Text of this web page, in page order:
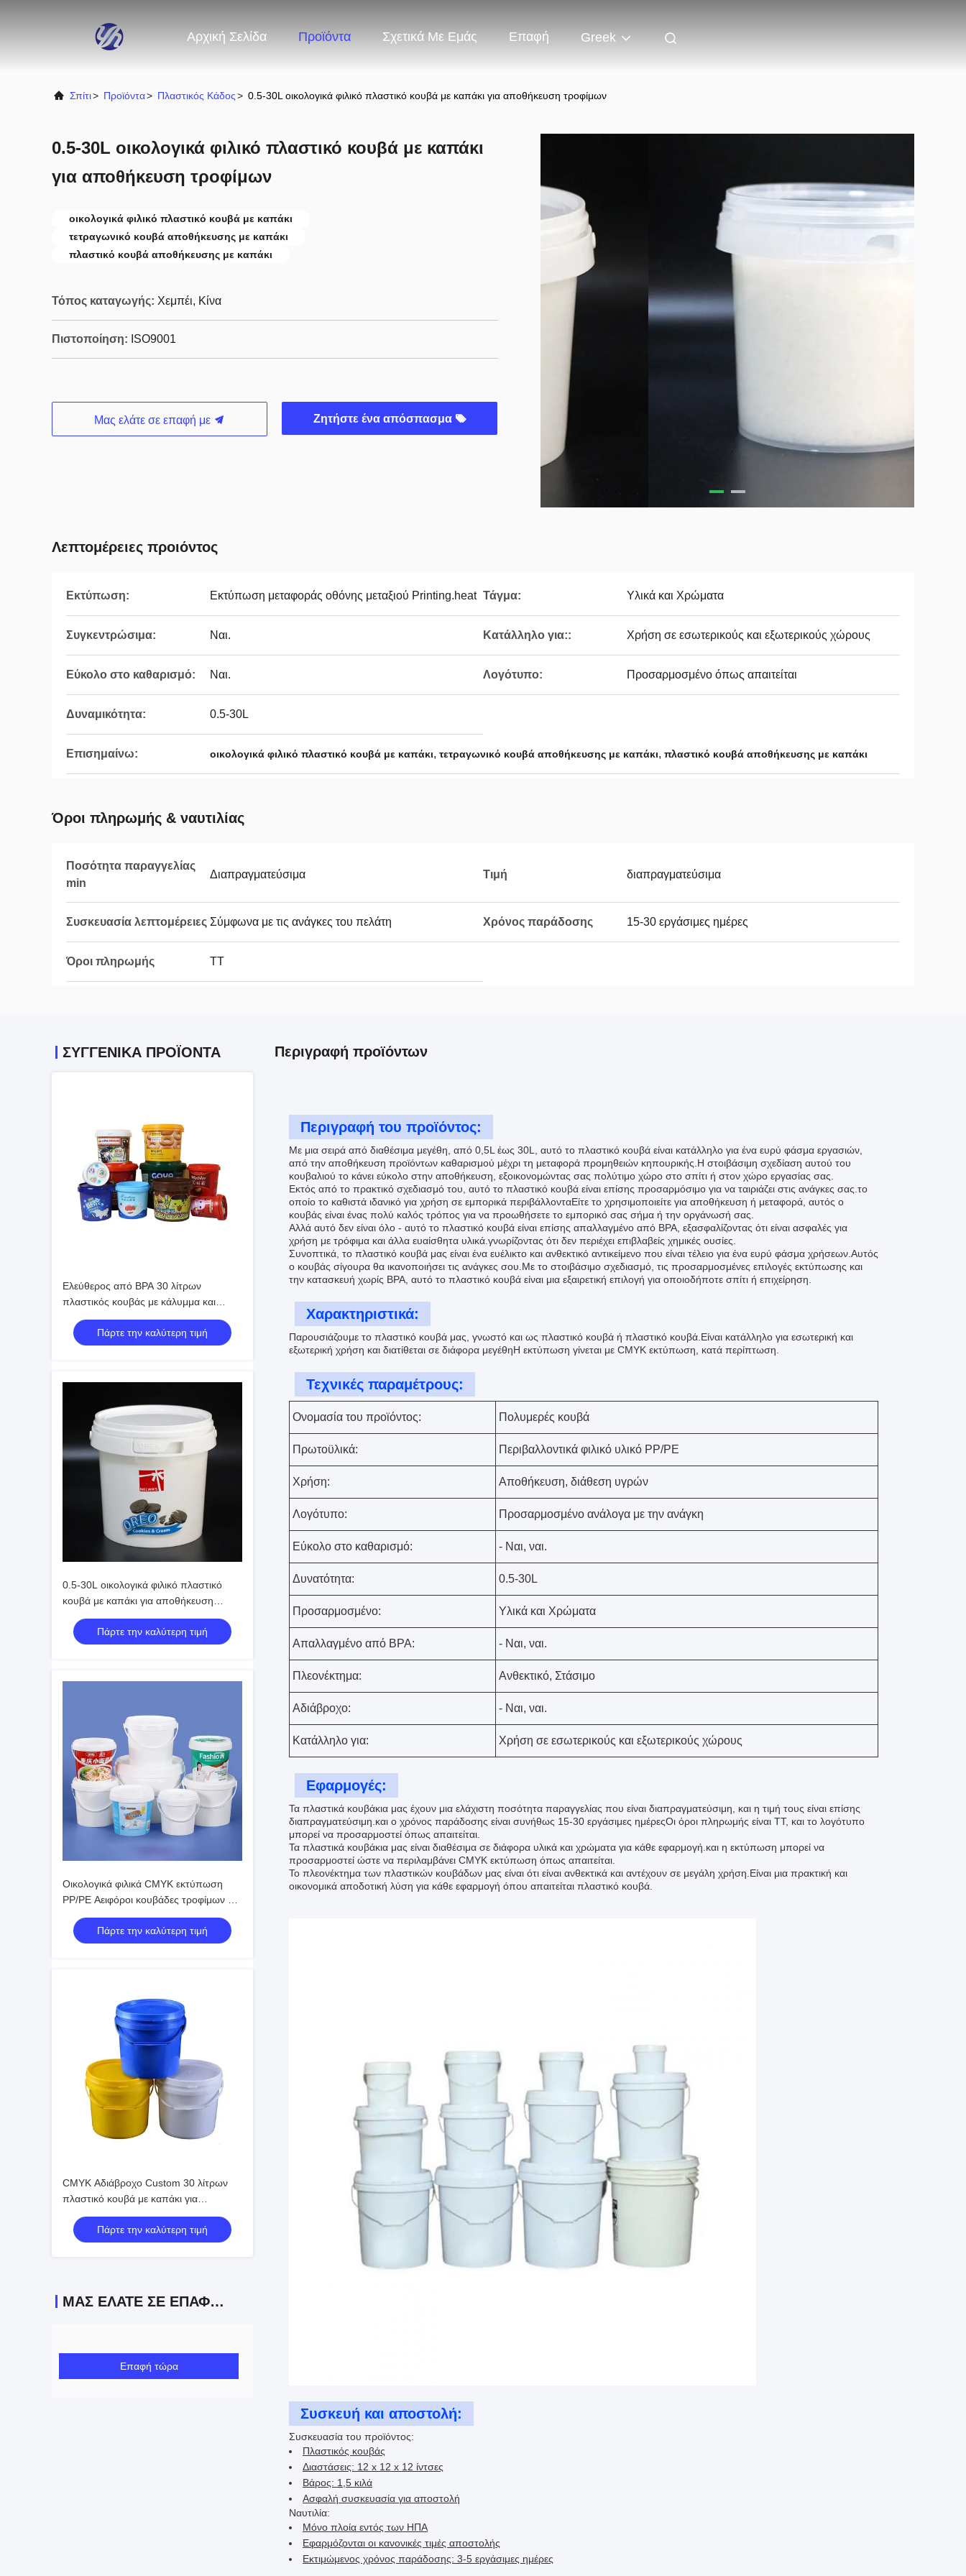
Αρχική Σελίδα Προϊόντα Σχετικά Με Εμάς Επαφή Greek
Σπίτι> Προϊόντα> Πλαστικός Κάδος> 0.5-30L οικολογικά φιλικό πλαστικό κουβά με καπάκι για αποθήκευση τροφίμων
0.5-30L οικολογικά φιλικό πλαστικό κουβά με καπάκι
για αποθήκευση τροφίμων
οικολογικά φιλικό πλαστικό κουβά με καπάκι
τετραγωνικό κουβά αποθήκευσης με καπάκι
πλαστικό κουβά αποθήκευσης με καπάκι
Τόπος καταγωγής: Χεμπέι, Κίνα
Πιστοποίηση: ISO9001
Μας ελάτε σε επαφή με Ζητήστε ένα απόσπασμα
Λεπτομέρειες προιόντος
Εκτύπωση: Εκτύπωση μεταφοράς οθόνης μεταξιού Printing.heat Τάγμα: Υλικά και Χρώματα
Συγκεντρώσιμα: Ναι. Κατάλληλο για:: Χρήση σε εσωτερικούς και εξωτερικούς χώρους
Εύκολο στο καθαρισμό: Ναι. Λογότυπο: Προσαρμοσμένο όπως απαιτείται
Δυναμικότητα: 0.5-30L
Επισημαίνω: οικολογικά φιλικό πλαστικό κουβά με καπάκι, τετραγωνικό κουβά αποθήκευσης με καπάκι, πλαστικό κουβά αποθήκευσης με καπάκι
Όροι πληρωμής & ναυτιλίας
Ποσότητα παραγγελίας
min
Διαπραγματεύσιμα Τιμή διαπραγματεύσιμα
Συσκευασία λεπτομέρειες Σύμφωνα με τις ανάγκες του πελάτη Χρόνος παράδοσης 15-30 εργάσιμες ημέρες
Όροι πληρωμής ΤΤ
ΣΥΓΓΕΝΙΚΆ ΠΡΟΪΌΝΤΑ
Ελεύθερος από BPA 30 λίτρων
πλαστικός κουβάς με κάλυμμα και
εκτύπωση
Πάρτε την καλύτερη τιμή
0.5-30L οικολογικά φιλικό πλαστικό
κουβά με καπάκι για αποθήκευση
τροφίμων
Πάρτε την καλύτερη τιμή
Οικολογικά φιλικά CMYK εκτύπωση
PP/PE Αειφόροι κουβάδες τροφίμων με
κάλυμμα κουβάδες για ανθεκτική
υδατοστεγή αποθήκευση
Πάρτε την καλύτερη τιμή
CMYK Αδιάβροχο Custom 30 λίτρων
πλαστικό κουβά με καπάκι για
εσωτερική και εξωτερική χρήση
Πάρτε την καλύτερη τιμή
ΜΑΣ ΕΛΆΤΕ ΣΕ ΕΠΑΦΉ ΜΕ
Επαφή τώρα
Περιγραφή προϊόντων
Περιγραφή του προϊόντος:
Με μια σειρά από διαθέσιμα μεγέθη, από 0,5L έως 30L, αυτό το πλαστικό κουβά είναι κατάλληλο για ένα ευρύ φάσμα εργασιών,
από την αποθήκευση προϊόντων καθαρισμού μέχρι τη μεταφορά προμηθειών κηπουρικής.Η στοιβάσιμη σχεδίαση αυτού του
κουβαλιού το κάνει εύκολο στην αποθήκευση, εξοικονομώντας σας πολύτιμο χώρο στο σπίτι ή στον χώρο εργασίας σας.
Εκτός από το πρακτικό σχεδιασμό του, αυτό το πλαστικό κουβά είναι επίσης προσαρμόσιμο για να ταιριάζει στις ανάγκες σας.το
οποίο το καθιστά ιδανικό για χρήση σε εμπορικά περιβάλλονταΕίτε το χρησιμοποιείτε για αποθήκευση ή μεταφορά, αυτός ο
κουβάς είναι ένας πολύ καλός τρόπος για να προωθήσετε το εμπορικό σας σήμα ή την οργάνωσή σας.
Αλλά αυτό δεν είναι όλο - αυτό το πλαστικό κουβά είναι επίσης απαλλαγμένο από BPA, εξασφαλίζοντας ότι είναι ασφαλές για
χρήση με τρόφιμα και άλλα ευαίσθητα υλικά.γνωρίζοντας ότι δεν περιέχει επιβλαβείς χημικές ουσίες.
Συνοπτικά, το πλαστικό κουβά μας είναι ένα ευέλικτο και ανθεκτικό αντικείμενο που είναι τέλειο για ένα ευρύ φάσμα χρήσεων.Αυτός
ο κουβάς σίγουρα θα ικανοποιήσει τις ανάγκες σου.Με το στοιβάσιμο σχεδιασμό, τις προσαρμοσμένες επιλογές εκτύπωσης και
την κατασκευή χωρίς BPA, αυτό το πλαστικό κουβά είναι μια εξαιρετική επιλογή για οποιοδήποτε σπίτι ή επιχείρηση.
Χαρακτηριστικά:
Παρουσιάζουμε το πλαστικό κουβά μας, γνωστό και ως πλαστικό κουβά ή πλαστικό κουβά.Είναι κατάλληλο για εσωτερική και
εξωτερική χρήση και διατίθεται σε διάφορα μεγέθηΗ εκτύπωση γίνεται με CMYK εκτύπωση, κατά περίπτωση.
Τεχνικές παραμέτρους:
Ονομασία του προϊόντος: Πολυμερές κουβά
Πρωτοϋλικά: Περιβαλλοντικά φιλικό υλικό PP/PE
Χρήση: Αποθήκευση, διάθεση υγρών
Λογότυπο: Προσαρμοσμένο ανάλογα με την ανάγκη
Εύκολο στο καθαρισμό: - Ναι, ναι.
Δυνατότητα: 0.5-30L
Προσαρμοσμένο: Υλικά και Χρώματα
Απαλλαγμένο από BPA: - Ναι, ναι.
Πλεονέκτημα: Ανθεκτικό, Στάσιμο
Αδιάβροχο: - Ναι, ναι.
Κατάλληλο για: Χρήση σε εσωτερικούς και εξωτερικούς χώρους
Εφαρμογές:
Τα πλαστικά κουβάκια μας έχουν μια ελάχιστη ποσότητα παραγγελίας που είναι διαπραγματεύσιμη, και η τιμή τους είναι επίσης
διαπραγματεύσιμη.και ο χρόνος παράδοσης είναι συνήθως 15-30 εργάσιμες ημέρεςΟι όροι πληρωμής είναι TT, και το λογότυπο
μπορεί να προσαρμοστεί όπως απαιτείται.
Τα πλαστικά κουβάκια μας είναι διαθέσιμα σε διάφορα υλικά και χρώματα για κάθε εφαρμογή.και η εκτύπωση μπορεί να
προσαρμοστεί ώστε να περιλαμβάνει CMYK εκτύπωση όπως απαιτείται.
Το πλεονέκτημα των πλαστικών κουβάδων μας είναι ότι είναι ανθεκτικά και αντέχουν σε μεγάλη χρήση.Είναι μια πρακτική και
οικονομικά αποδοτική λύση για κάθε εφαρμογή όπου απαιτείται πλαστικό κουβά.
Συσκευή και αποστολή:
Συσκευασία του προϊόντος:
Πλαστικός κουβάς
Διαστάσεις: 12 x 12 x 12 ίντσες
Βάρος: 1,5 κιλά
Ασφαλή συσκευασία για αποστολή
Ναυτιλία:
Μόνο πλοία εντός των ΗΠΑ
Εφαρμόζονται οι κανονικές τιμές αποστολής
Εκτιμώμενος χρόνος παράδοσης: 3-5 εργάσιμες ημέρες